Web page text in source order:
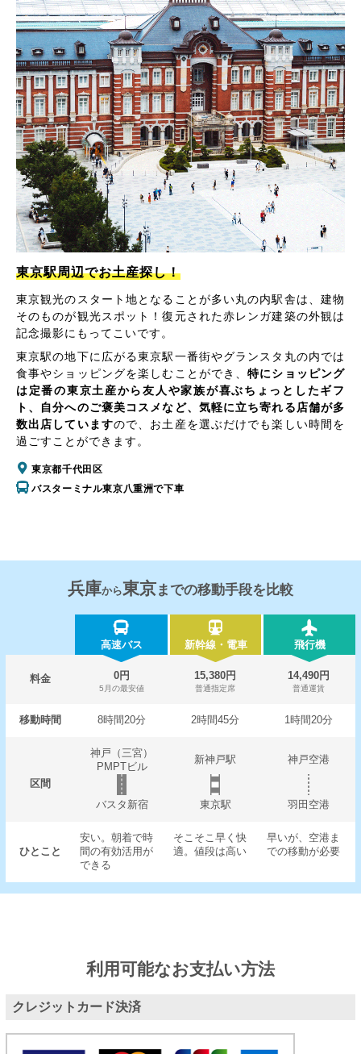
東京駅周辺でお土産探し！
東京観光のスタート地となることが多い丸の内駅舎は、建物
そのものが観光スポット！復元された赤レンガ建築の外観は
記念撮影にもってこいです。
東京駅の地下に広がる東京駅一番街やグランスタ丸の内では
食事やショッピングを楽しむことができ、特にショッピング
は定番の東京土産から友人や家族が喜ぶちょっとしたギフ
ト、自分へのご褒美コスメなど、気軽に立ち寄れる店舗が多
数出店していますので、お土産を選ぶだけでも楽しい時間を
過ごすことができます。
東京都千代田区
バスターミナル東京八重洲で下車
兵庫から東京までの移動手段を比較
高速バス 新幹線・電車 飛行機
料金 0円
5月の最安値
15,380円
普通指定席
14,490円
普通運賃
移動時間 8時間20分 2時間45分 1時間20分
区間
神戸（三宮）
PMPTビル
新神戸駅 神戸空港
バスタ新宿 東京駅 羽田空港
ひとこと
安い。朝着で時
間の有効活用が
できる
そこそこ早く快
適。値段は高い
早いが、空港ま
での移動が必要
利用可能なお支払い方法
クレジットカード決済